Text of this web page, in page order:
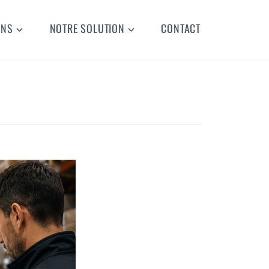
NOTRE SOLUTION CONTACT